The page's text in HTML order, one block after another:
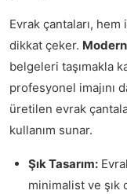
Evrak çantaları,
dikkat çeker.
belgeleri taşımakla
profesyonel imajını
üretilen evrak
kullanım sunar.
Şık Tasarım:
minimalist ve şık